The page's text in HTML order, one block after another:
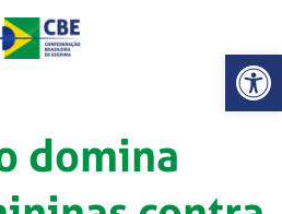
Abrir
domina